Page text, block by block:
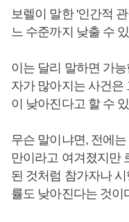
보렐이 말한 '인간적
느 수준까지 낮출 수
이는 달리 말하면 가
자가 많아지는 사건은
이 낮아진다고 할 수
무슨 말이냐면, 전에
만이라고 여겨졌지만
된 것처럼 참가자나
률도 낮아진다는 것이